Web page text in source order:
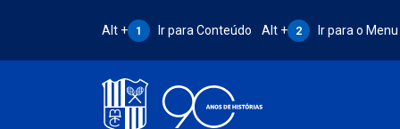
Atalho Alt + 1:
Alt + 1 Ir para Conteúdo Atalho Alt + 2:
Alt + 2 Ir para o Menu